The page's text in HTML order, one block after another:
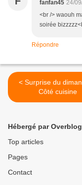
fanfan45 24/
<br /> waouh
soirée
Répondre
< Surprise du dimanche :
Côté cuisine
Hébergé par Overblog
Top articles
Pages
Contact